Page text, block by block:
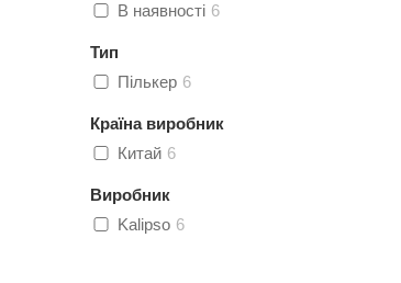
В наявності 6
Тип
Пількер 6
Країна виробник
Китай 6
Виробник
Kalipso 6